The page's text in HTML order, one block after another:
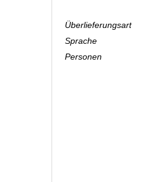
Überlieferungsart
Sprache
Personen